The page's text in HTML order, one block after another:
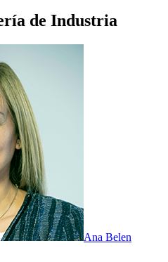
de Industria
Ana Belen